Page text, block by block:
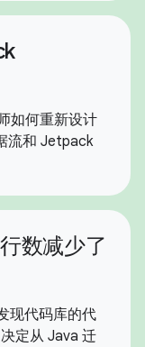
如何重新设计
流和 Jetpack
数减少了
现代码库的代
定从 Java 迁